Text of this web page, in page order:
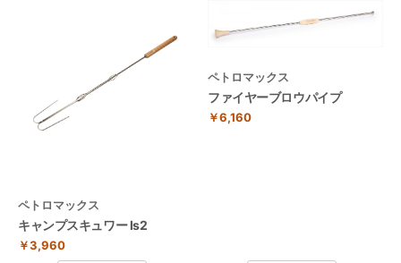
ペトロマックス
キャンプスキュワー ls2
￥3,960
ペトロマックス
ファイヤーブロウパイプ
￥6,160